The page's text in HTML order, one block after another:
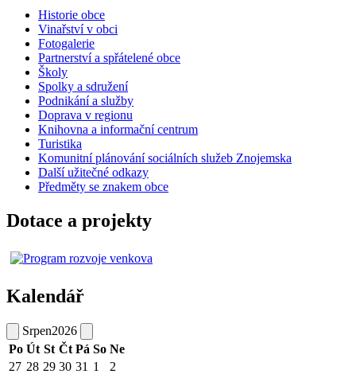
Historie obce
Vinařství v obci
Fotogalerie
Partnerství a spřátelené obce
Školy
Spolky a sdružení
Podnikání a služby
Doprava v regionu
Knihovna a informační centrum
Turistika
Komunitní plánování sociálních služeb Znojemska
Další užitečné odkazy
Předměty se znakem obce
Dotace a projekty
Kalendář
Srpen2026
Po Út St Čt Pá So Ne
27 28 29 30 31 1
2